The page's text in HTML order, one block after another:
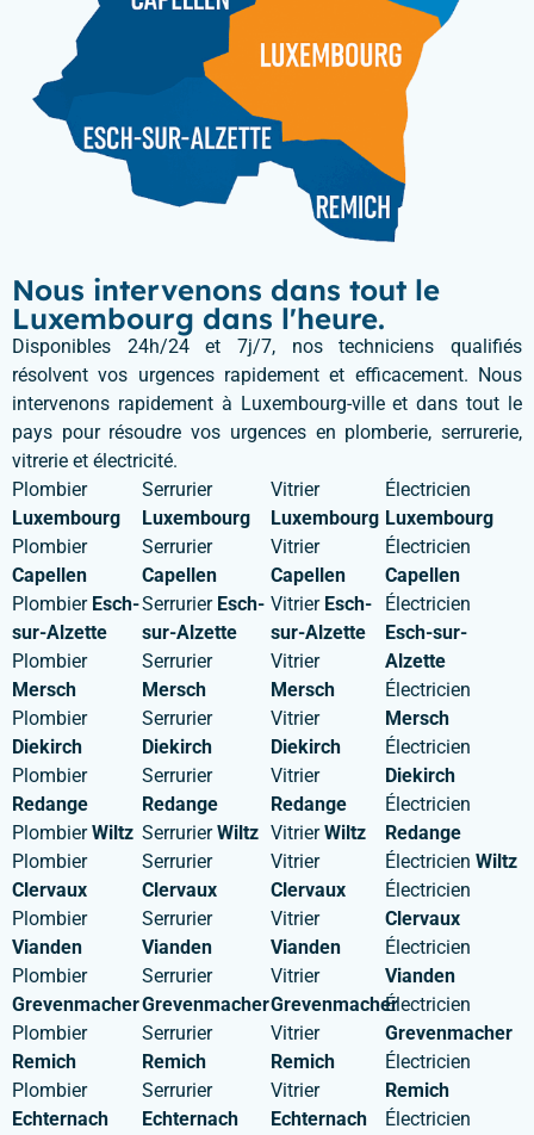
Nous intervenons dans tout le
Luxembourg dans l'heure.
Disponibles 24h/24 et 7j/7, nos techniciens qualifiés
résolvent vos urgences rapidement et efficacement. Nous
intervenons rapidement à Luxembourg-ville et dans tout le
pays pour résoudre vos urgences en plomberie, serrurerie,
vitrerie et électricité.
Plombier
Luxembourg
Plombier
Capellen
Plombier Esch-
sur-Alzette
Plombier
Mersch
Plombier
Diekirch
Plombier
Redange
PlombierWiltz
Plombier
Clervaux
Plombier
Vianden
Plombier
Grevenmacher
Plombier
Remich
Plombier
Echternach
Serrurier
Luxembourg
Serrurier
Capellen
Serrurier Esch-
sur-Alzette
Serrurier
Mersch
Serrurier
Diekirch
Serrurier
Redange
SerrurierWiltz
Serrurier
Clervaux
Serrurier
Vianden
Serrurier
Grevenmacher
Serrurier
Remich
Serrurier
Echternach
Vitrier
Luxembourg
Vitrier
Capellen
Vitrier Esch-
sur-Alzette
Vitrier
Mersch
Vitrier
Diekirch
Vitrier
Redange
VitrierWiltz
Vitrier
Clervaux
Vitrier
Vianden
Vitrier
Grevenmacher
Vitrier
Remich
Vitrier
Echternach
Électricien
Luxembourg
Électricien
Capellen
Électricien
Esch-sur-
Alzette
Électricien
Mersch
Électricien
Diekirch
Électricien
Redange
ÉlectricienWiltz
Électricien
Clervaux
Électricien
Vianden
Électricien
Grevenmacher
Électricien
Remich
Électricien